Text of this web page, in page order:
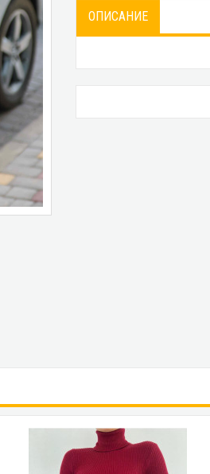
ОПИСАНИЕ